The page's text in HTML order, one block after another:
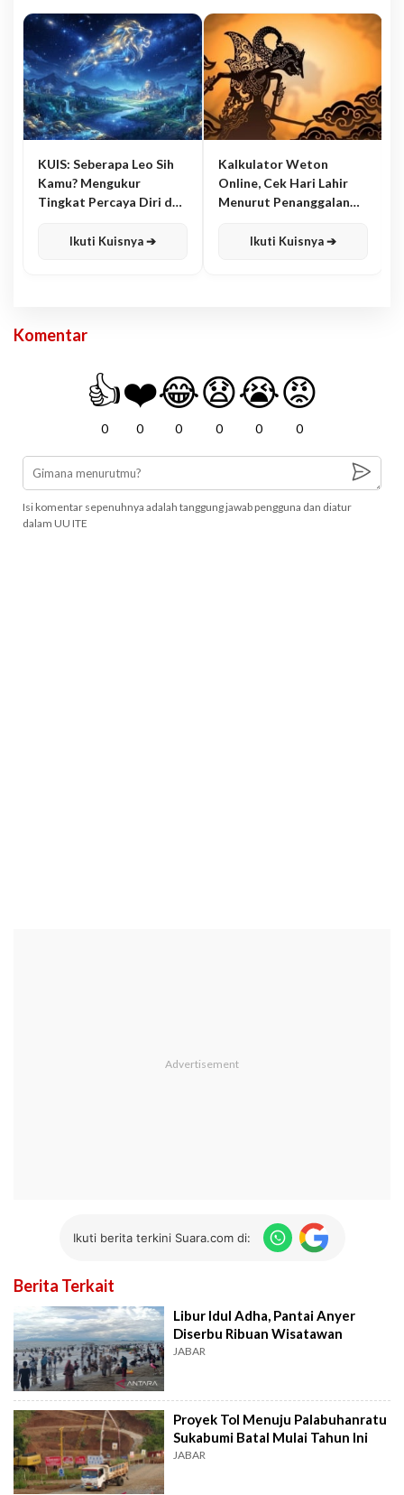
KUIS: Seberapa Leo Sih
Kamu? Mengukur
Tingkat Percaya Diri dan
Ikuti Kuisnya ➔
Kalkulator Weton
Online, Cek Hari Lahir
Menurut Penanggalan
Ikuti Kuisnya ➔
Komentar
👍
0
❤️
0
😂
0
😧
0
😭
0
😡
0
Isi komentar sepenuhnya adalah tanggung jawab pengguna dan diatur
dalam UU ITE
Ikuti berita terkini Suara.com di:
Berita Terkait
Libur Idul Adha, Pantai Anyer
Diserbu Ribuan Wisatawan
JABAR
Proyek Tol Menuju Palabuhanratu
Sukabumi Batal Mulai Tahun Ini
JABAR